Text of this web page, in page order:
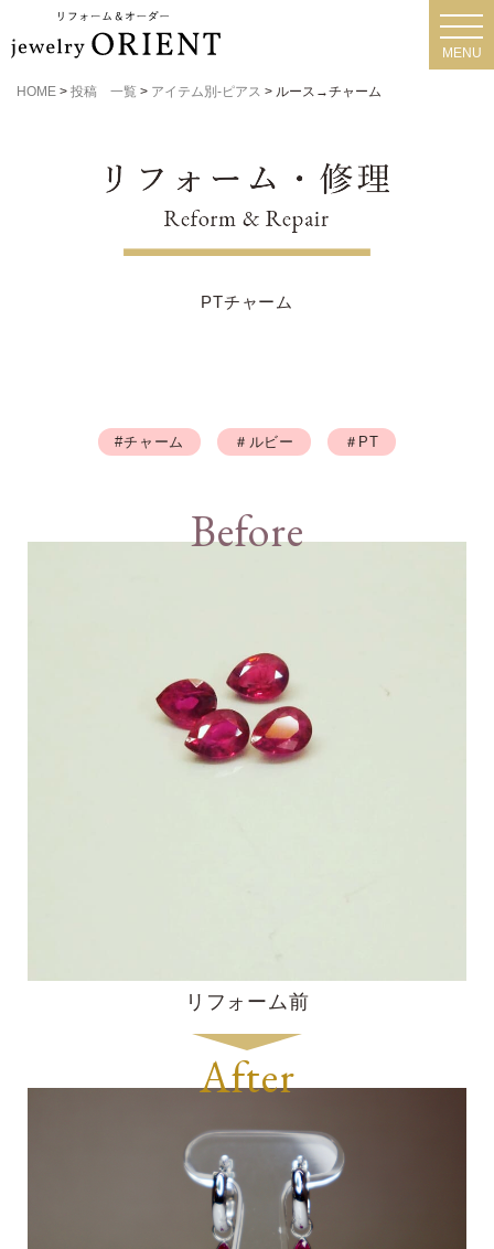
MENU
HOME > 投稿 一覧 > アイテム別-ピアス > ルース→チャーム
PTチャーム
#チャーム ＃ルビー ＃PT
Before
リフォーム前
After